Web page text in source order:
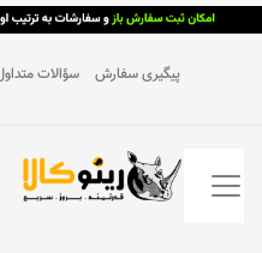
پیگیری سفارش سؤالات